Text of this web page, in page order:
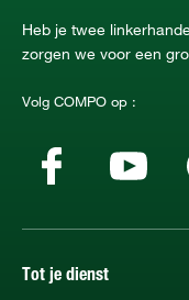
Heb je twee
zorgen we voor een
Volg COMPO op :
Tot je dienst